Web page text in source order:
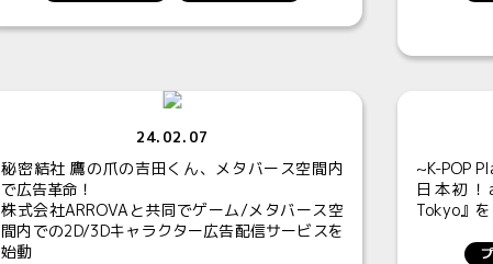
24.02.07
秘密結社 鷹の爪の吉田くん、メタバース空間内
で広告革命！
株式会社ARROVAと共同でゲーム/メタバース空
間内での2D/3Dキャラクター広告配信サービスを
始動
~K-POP
日本初
Tokyo』